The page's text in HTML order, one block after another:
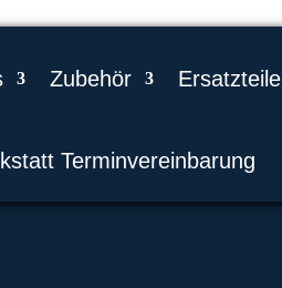
Zubehör Ersatzteile
Terminvereinbarung